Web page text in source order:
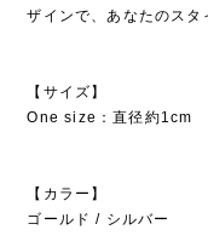
ザインで、あなたのスタ
【サイズ】
One size：直径約1cm
【カラー】
ゴールド / シルバー